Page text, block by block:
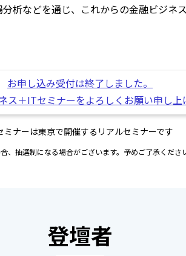
析などを通じ、これからの金融ビジネ
お申し込み受付は終了しました。
ス＋ITセミナーをよろしくお願い申し上
ミナーは東京で開催するリアルセミナーです
、抽選制になる場合がございます。予めご了承ください
登壇者